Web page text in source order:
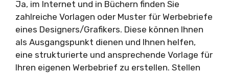
Ja, im Internet und in Büchern finden Sie
zahlreiche Vorlagen oder Muster für Werbebriefe
eines Designers/Grafikers. Diese können Ihnen
als Ausgangspunkt dienen und Ihnen helfen,
eine strukturierte und ansprechende Vorlage für
Ihren eigenen Werbebrief zu erstellen. Stellen